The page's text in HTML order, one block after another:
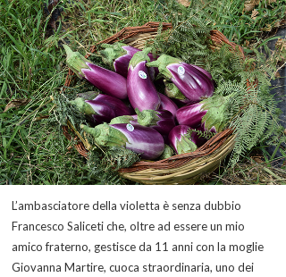
L’ambasciatore della violetta è senza dubbio
Francesco Saliceti che, oltre ad essere un mio
amico fraterno, gestisce da 11 anni con la moglie
Giovanna Martire, cuoca straordinaria, uno dei